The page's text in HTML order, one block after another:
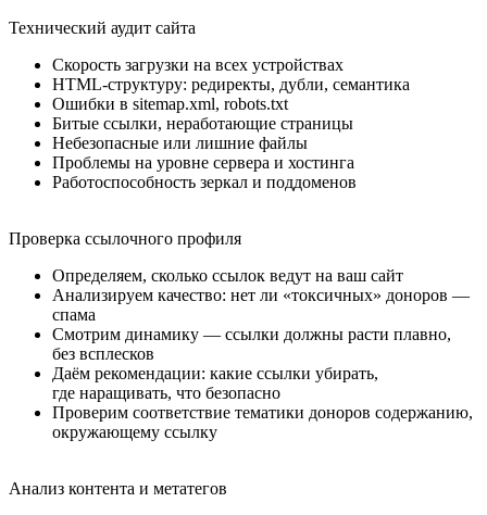
Технический аудит сайта
Скорость загрузки на всех устройствах
HTML-структуру: редиректы, дубли, семантика
Ошибки в sitemap.xml, robots.txt
Битые ссылки, неработающие страницы
Небезопасные или лишние файлы
Проблемы на уровне сервера и хостинга
Работоспособность зеркал и поддоменов
Проверка ссылочного профиля
Определяем, сколько ссылок ведут на ваш сайт
Анализируем качество: нет ли «токсичных» доноров —
спама
Смотрим динамику — ссылки должны расти плавно,
без всплесков
Даём рекомендации: какие ссылки убирать,
где наращивать, что безопасно
Проверим соответствие тематики доноров содержанию,
окружающему ссылку
Анализ контента и метатегов